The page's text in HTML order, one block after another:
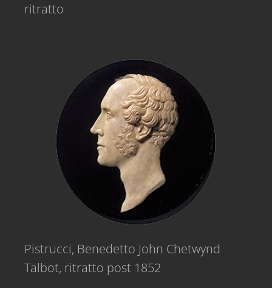
ritratto
Pistrucci, Benedetto John Chetwynd
Talbot, ritratto post 1852